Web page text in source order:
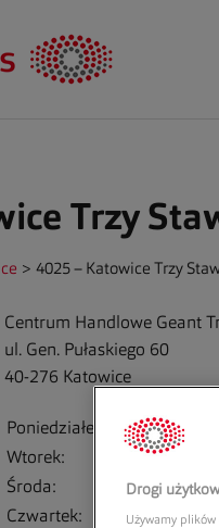
Trzy
> 4025 – Katowice Trzy
Centrum Handlowe Geant
ul. Gen. Pułaskiego 60
40-276 Katowice
Poniedziałek:
Wtorek:
Środa:
Czwartek:
Drogi
Używamy